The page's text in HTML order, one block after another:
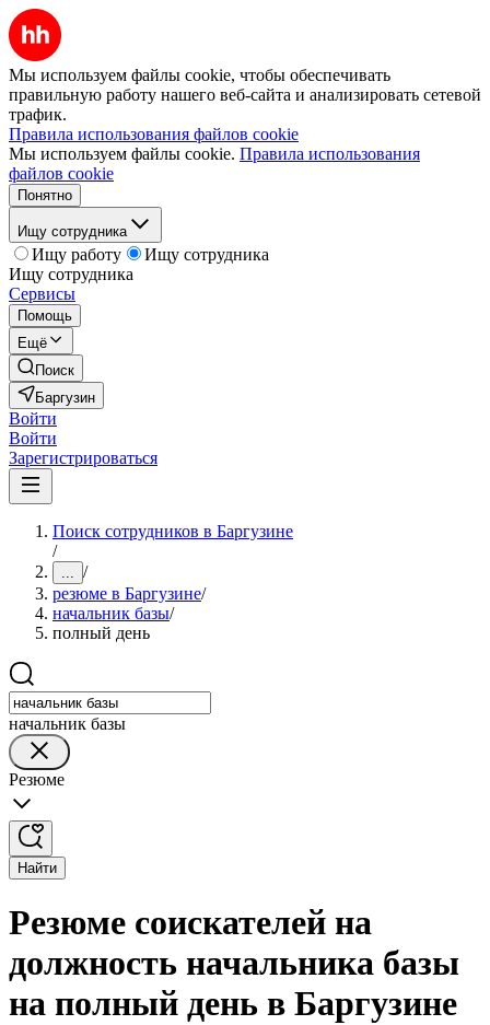
Мы используем файлы cookie, чтобы обеспечивать
правильную работу нашего веб-сайта и анализировать сетевой
трафик.
Правила использования файлов cookie
Мы используем файлы cookie. Правила использования
файлов cookie
Понятно
Ищу сотрудника
Ищу работу
Ищу сотрудника
Ищу сотрудника
Сервисы
Помощь
Ещё
Поиск
Баргузин
Войти
Войти
Зарегистрироваться
Поиск сотрудников в Баргузине
/
... /
резюме в Баргузине/
начальник базы/
полный день
начальник базы
Резюме
Найти
Резюме соискателей на
должность начальника базы
на полный день в Баргузине